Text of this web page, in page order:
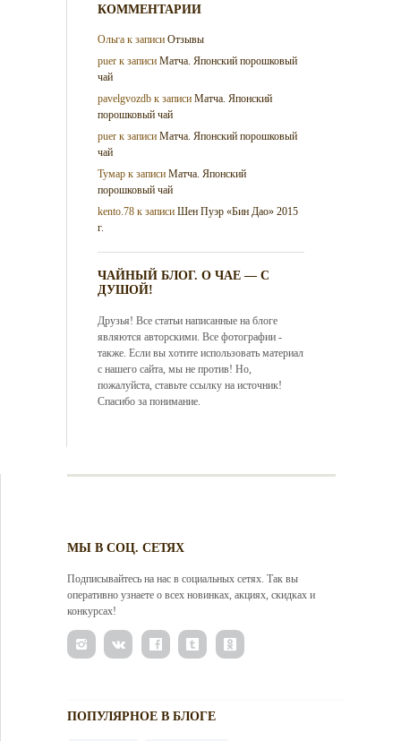
КОММЕНТАРИИ
Ольга к записиОтзывы
puer к записиМатча. Японский порошковый
чай
pavelgvozdb к записиМатча. Японский
порошковый чай
puer к записиМатча. Японский порошковый
чай
Тумар к записиМатча. Японский
порошковый чай
kento.78 к записиШен Пуэр «Бин Дао» 2015
г.
ЧАЙНЫЙ БЛОГ. О ЧАЕ — С
ДУШОЙ!
Друзья! Все статьи написанные на блоге
являются авторскими. Все фотографии -
также. Если вы хотите использовать материал
с нашего сайта, мы не против! Но,
пожалуйста, ставьте ссылку на источник!
Спасибо за понимание.
МЫ В СОЦ. СЕТЯХ
Подписывайтесь на нас в социальных сетях. Так вы
оперативно узнаете о всех новинках, акциях, скидках и
конкурсах!
ПОПУЛЯРНОЕ В БЛОГЕ